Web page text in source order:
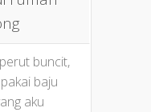
buncit,
baju
aku